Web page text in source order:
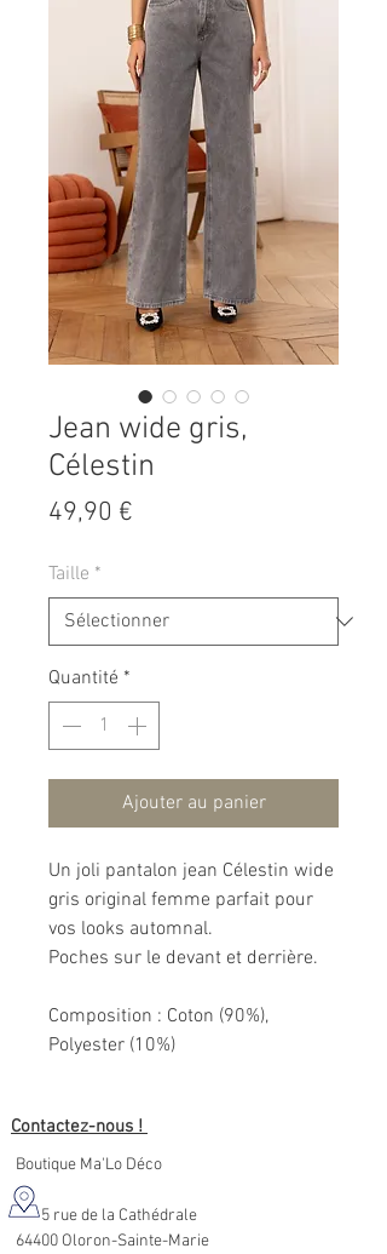
Jean wide gris,
Célestin
49,90 €
Taille *
Quantité *
Ajouter au panier
Un joli pantalon jean Célestin wide
gris original femme parfait pour
vos looks automnal.
Poches sur le devant et derrière.
Composition : Coton (90%),
Polyester (10%)
Contactez-nous !
Boutique Ma'Lo Déco
5 rue de la Cathédrale
64400 Oloron-Sainte-Marie